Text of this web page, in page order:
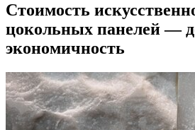
Стоимость
цокольных панелей —
экономичность